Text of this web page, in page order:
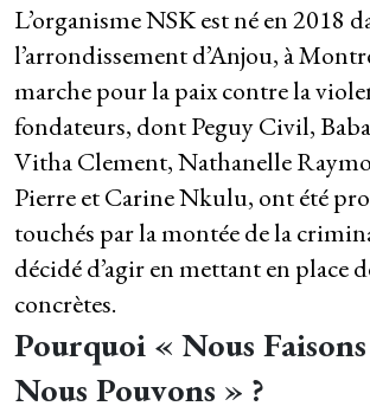
L’organisme NSK est né en 2018
l’arrondissement d’Anjou, à
marche pour la paix contre la
fondateurs, dont Peguy Civil,
Vitha Clement, Nathanelle
Pierre et Carine Nkulu, ont été
touchés par la montée de la
décidé d’agir en mettant en place
concrètes.
Pourquoi « Nous
Nous Pouvons » ?